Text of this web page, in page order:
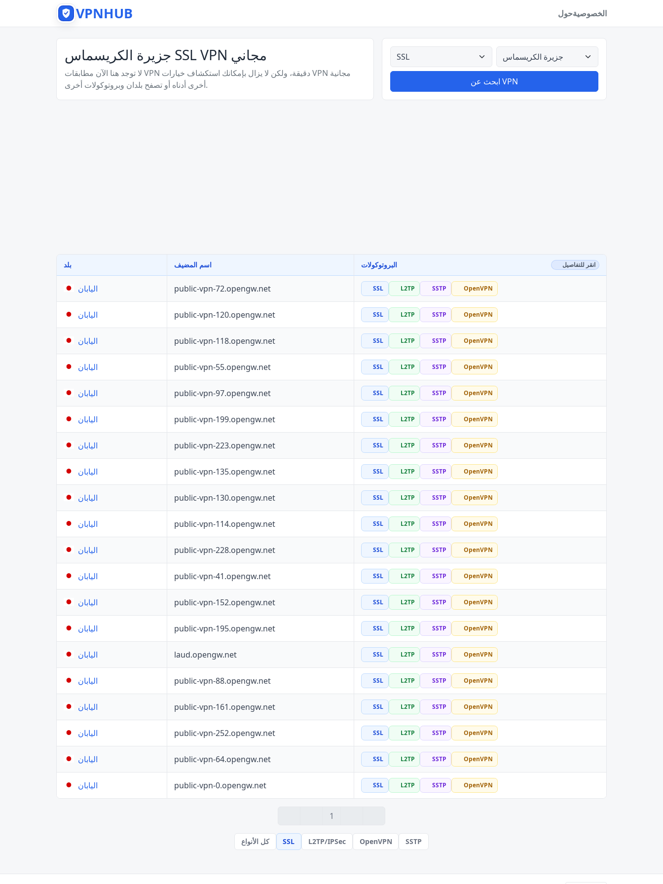
VPNHUB حولالخصوصية
جزيرة الكريسماس SSL VPN مجاني
لا توجد هنا الآن مطابقات VPN دقيقة، ولكن لا يزال بإمكانك استكشاف خيارات VPN مجانية
أخرى أدناه أو تصفح بلدان وبروتوكولات أخرى.
كل الأنواع كل البلدان
ابحث عن VPN
بلد اسم المضيف البروتوكولات انقر للتفاصيل
اليابان public-vpn-72.opengw.net SSL L2TP SSTP OpenVPN
اليابان public-vpn-120.opengw.net SSL L2TP SSTP OpenVPN
اليابان public-vpn-118.opengw.net SSL L2TP SSTP OpenVPN
اليابان public-vpn-55.opengw.net SSL L2TP SSTP OpenVPN
اليابان public-vpn-97.opengw.net SSL L2TP SSTP OpenVPN
اليابان public-vpn-199.opengw.net SSL L2TP SSTP OpenVPN
اليابان public-vpn-223.opengw.net SSL L2TP SSTP OpenVPN
اليابان public-vpn-135.opengw.net SSL L2TP SSTP OpenVPN
اليابان public-vpn-130.opengw.net SSL L2TP SSTP OpenVPN
اليابان public-vpn-114.opengw.net SSL L2TP SSTP OpenVPN
اليابان public-vpn-228.opengw.net SSL L2TP SSTP OpenVPN
اليابان public-vpn-41.opengw.net SSL L2TP SSTP OpenVPN
اليابان public-vpn-152.opengw.net SSL L2TP SSTP OpenVPN
اليابان public-vpn-195.opengw.net SSL L2TP SSTP OpenVPN
اليابان laud.opengw.net SSL L2TP SSTP OpenVPN
اليابان public-vpn-88.opengw.net SSL L2TP SSTP OpenVPN
اليابان public-vpn-161.opengw.net SSL L2TP SSTP OpenVPN
اليابان public-vpn-252.opengw.net SSL L2TP SSTP OpenVPN
اليابان public-vpn-64.opengw.net SSL L2TP SSTP OpenVPN
اليابان public-vpn-0.opengw.net SSL L2TP SSTP OpenVPN
1
كل الأنواع SSL L2TP/IPSec OpenVPN SSTP